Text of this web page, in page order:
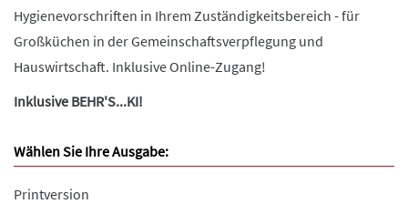
Hygienevorschriften in Ihrem Zuständigkeitsbereich - für
Großküchen in der Gemeinschaftsverpflegung und
Hauswirtschaft. Inklusive Online-Zugang!
Inklusive BEHR'S...KI!
Wählen Sie Ihre Ausgabe:
Printversion